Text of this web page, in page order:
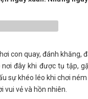
con quay, đánh khăng,
đây khi được tụ tập,
sự khéo léo khi chơi
vẻ và hồn nhiên.